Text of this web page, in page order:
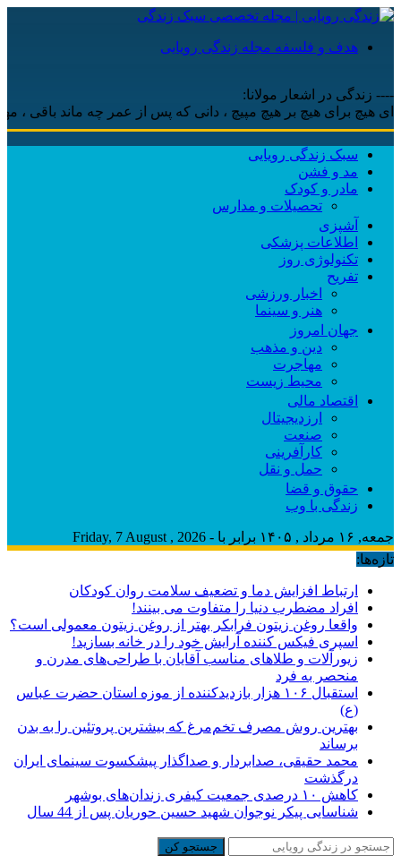
هدف و فلسفه مجله زندگی رویایی
---- زندگی در اشعار مولانا:
برای هیچ بر هیچ مپیچ ، دانی که پس از عمر چه ماند باقی ، مهر
سبک زندگی رویایی
مد و فشن
مادر و کودک
تحصیلات و مدارس
آشپزی
اطلاعات پزشکی
تکنولوژی روز
تفریح
اخبار ورزشی
هنر و سینما
جهان امروز
دین و مذهب
مهاجرت
محیط زیست
اقتصاد مالی
ارزدیجیتال
صنعت
کارآفرینی
حمل و نقل
حقوق و قضا
زندگی با وب
جمعه, ۱۶ مرداد , ۱۴۰۵ برابر با - Friday, 7 August , 2026
تازه‌ها:
ارتباط افزایش دما و تضعیف سلامت روان کودکان
افراد مضطرب دنیا را متفاوت می بینند!
واقعا روغن زیتون فرابکر بهتر از روغن زیتون معمولی است؟
اسپری فیکس کننده آرایش خود را در خانه بسازید!
زیورآلات و طلاهای مناسب آقایان با طراحی‌های مدرن و
منحصر به فرد
استقبال ۱۰۶ هزار بازدیدکننده از موزه استان حضرت عباس
(ع)
بهترین روش مصرف تخم‌مرغ که بیشترین پروتئین را به بدن
برساند
محمد حقیقی، صدابردار و صداگذار پیشکسوت سینمای ایران
درگذشت
کاهش ۱۰ درصدی جمعیت کیفری زندان‌های بوشهر
شناسایی پیکر نوجوان شهید حسین حوریان پس از 44 سال
جستجو کن